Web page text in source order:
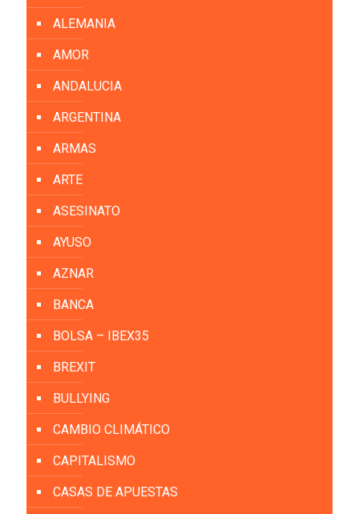
ALEMANIA
AMOR
ANDALUCIA
ARGENTINA
ARMAS
ARTE
ASESINATO
AYUSO
AZNAR
BANCA
BOLSA – IBEX35
BREXIT
BULLYING
CAMBIO CLIMÁTICO
CAPITALISMO
CASAS DE APUESTAS